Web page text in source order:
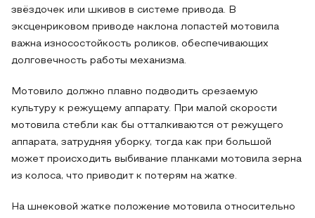
звёздочек или шкивов в системе привода. В
эксценриковом приводе наклона лопастей мотовила
важна износостойкость роликов, обеспечивающих
долговечность работы механизма.
Мотовило должно плавно подводить срезаемую
культуру к режущему аппарату. При малой скорости
мотовила стебли как бы отталкиваются от режущего
аппарата, затрудняя уборку, тогда как при большой
может происходить выбивание планками мотовила зерна
из колоса, что приводит к потерям на жатке.
На шнековой жатке положение мотовила относительно